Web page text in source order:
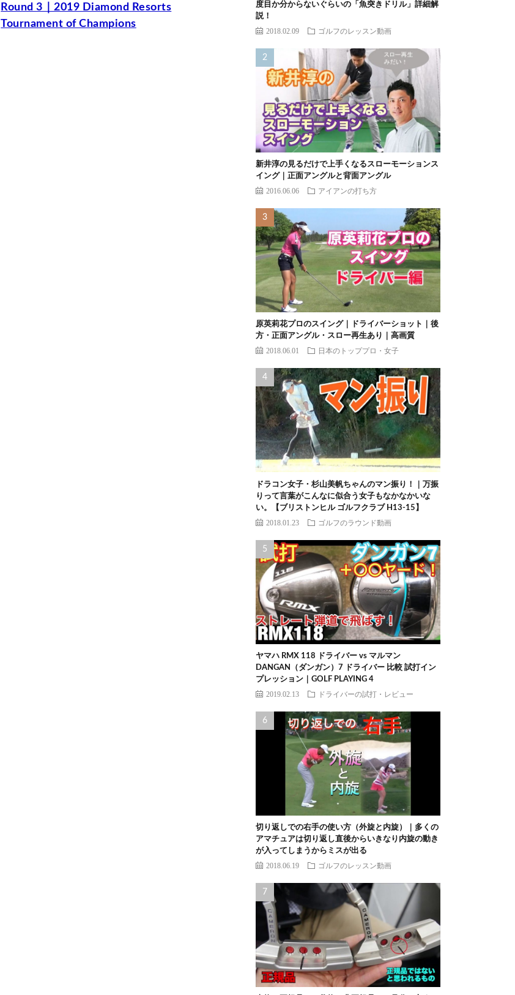
Round 3｜2019 Diamond Resorts
Tournament of Champions
度目か分からないぐらいの「魚突きドリル」詳細解
説！
2018.02.09 ゴルフのレッスン動画
新井淳の見るだけで上手くなるスローモーションス
イング｜正面アングルと背面アングル
2016.06.06 アイアンの打ち方
原英莉花プロのスイング｜ドライバーショット｜後
方・正面アングル・スロー再生あり｜高画質
2018.06.01 日本のトッププロ・女子
ドラコン女子・杉山美帆ちゃんのマン振り！｜万振
りって言葉がこんなに似合う女子もなかなかいな
い。【ブリストンヒル ゴルフクラブ H13-15】
2018.01.23 ゴルフのラウンド動画
ヤマハ RMX 118 ドライバー vs マルマン
DANGAN（ダンガン）7 ドライバー 比較 試打イン
プレッション｜GOLF PLAYING 4
2019.02.13 ドライバーの試打・レビュー
切り返しでの右手の使い方（外旋と内旋）｜多くの
アマチュアは切り返し直後からいきなり内旋の動き
が入ってしまうからミスが出る
2018.06.19 ゴルフのレッスン動画